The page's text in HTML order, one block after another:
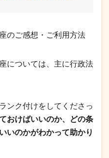
のご感想・ご利用方法
については、主に行政法
ンク付けをしてくださっ
おけばいいのか、どの条
いのかがわかって助かり